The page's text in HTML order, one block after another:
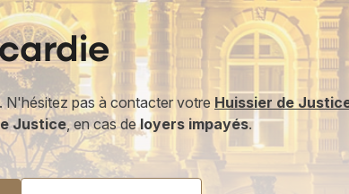
. N'hésitez pas à contacter votre Huissier de
Justice, en cas de loyers impayés.